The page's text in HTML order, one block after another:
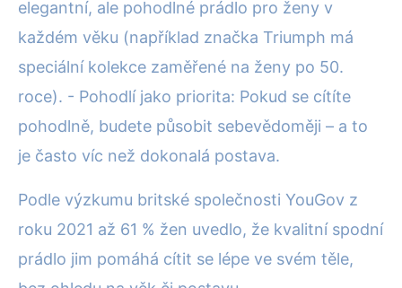
elegantní, ale pohodlné prádlo pro ženy v
každém věku (například značka Triumph má
speciální kolekce zaměřené na ženy po 50.
roce). - Pohodlí jako priorita: Pokud se cítíte
pohodlně, budete působit sebevědoměji – a to
je často víc než dokonalá postava.
Podle výzkumu britské společnosti YouGov z
roku 2021 až 61 % žen uvedlo, že kvalitní spodní
prádlo jim pomáhá cítit se lépe ve svém těle,